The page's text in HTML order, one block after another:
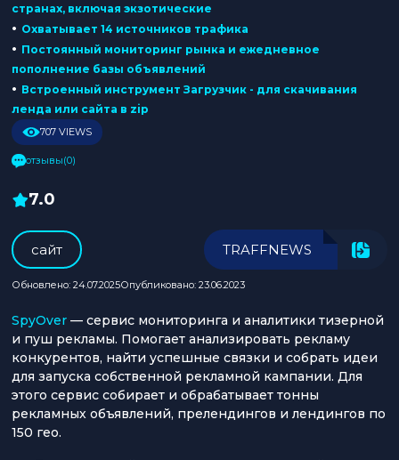
странах, включая экзотические
• Охватывает 14 источников трафика
• Постоянный мониторинг рынка и ежедневное
пополнение базы объявлений
• Встроенный инструмент Загрузчик - для скачивания
ленда или сайта в zip
707 VIEWS
отзывы(0)
7.0
cайт TRAFFNEWS
Обновлено: 24.07.2025Опубликовано: 23.06.2023
SpyOver — сервис мониторинга и аналитики тизерной
и пуш рекламы. Помогает анализировать рекламу
конкурентов, найти успешные связки и собрать идеи
для запуска собственной рекламной кампании. Для
этого сервис собирает и обрабатывает тонны
рекламных объявлений, прелендингов и лендингов по
150 гео.